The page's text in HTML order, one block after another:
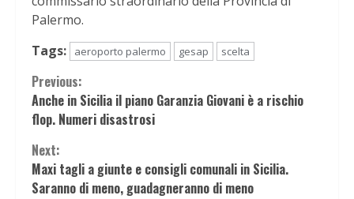
Palermo.
Tags:
aeroporto palermo gesap scelta
Continue
Reading
Previous:
Anche in Sicilia il piano Garanzia Giovani è a rischio
flop. Numeri disastrosi
Next:
Maxi tagli a giunte e consigli comunali in Sicilia.
Saranno di meno, guadagneranno di meno